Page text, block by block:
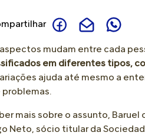
Extremamente Seca
mudam entre cada
em diferentes tipos,
ajuda até mesmo a
problemas.
mais sobre o assunto,
Neto, sócio titular da